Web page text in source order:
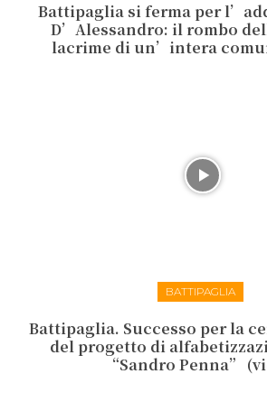
Battipaglia si ferma per
D’Alessandro: il rombo
lacrime di un’intera
BATTIPAGLIA
Battipaglia. Successo per la
del progetto di
“Sandro Penna”